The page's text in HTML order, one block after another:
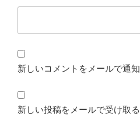
新しいコメントをメールで通知
新しい投稿をメールで受け取る